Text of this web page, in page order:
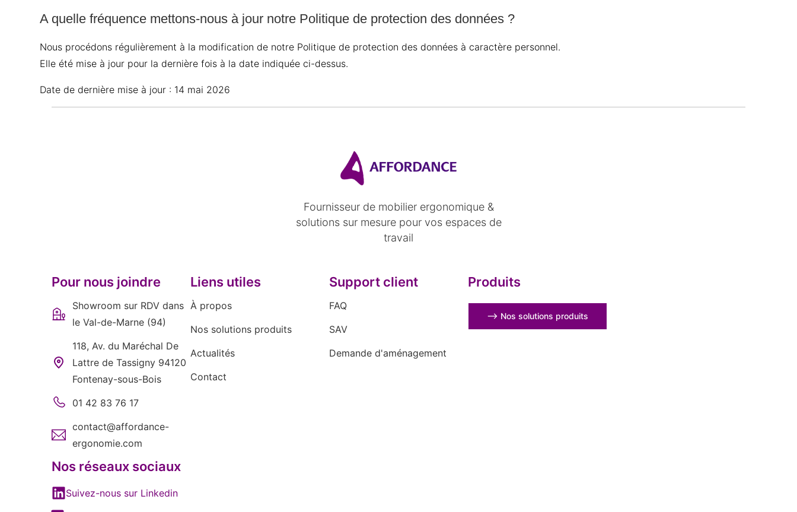
A quelle fréquence mettons-nous à jour notre Politique de protection des données ?
Nous procédons régulièrement à la modification de notre Politique de protection des données à caractère personnel.
Elle été mise à jour pour la dernière fois à la date indiquée ci-dessus.
Date de dernière mise à jour : 14 mai 2026
Fournisseur de mobilier ergonomique &
solutions sur mesure pour vos espaces de
travail
Pour nous joindre
Showroom sur RDV dans
le Val-de-Marne (94)
118, Av. du Maréchal De
Lattre de Tassigny 94120
Fontenay-sous-Bois
01 42 83 76 17
contact@affordance-
ergonomie.com
Nos réseaux sociaux
Suivez-nous sur Linkedin
Liens utiles
À propos
Nos solutions produits
Actualités
Contact
Support client
FAQ
SAV
Demande d'aménagement
Produits
⟶ Nos solutions produits